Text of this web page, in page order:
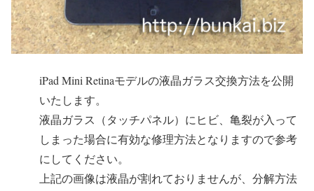
iPad Mini Retinaモデルの液晶ガラス交換方法を公開
いたします。
液晶ガラス（タッチパネル）にヒビ、亀裂が入って
しまった場合に有効な修理方法となりますので参考
にしてください。
上記の画像は液晶が割れておりませんが、分解方法